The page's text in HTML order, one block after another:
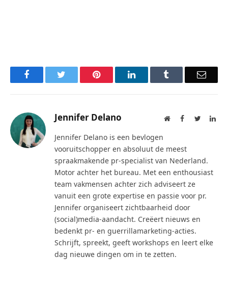
Facebook Pinterest LinkedIn Email
Jennifer Delano WebsiteFacebook
Twitter
Jennifer Delano is een bevlogen
vooruitschopper en absoluut de meest
spraakmakende pr-specialist van Nederland.
Motor achter het bureau. Met een enthousiast
team vakmensen achter zich adviseert ze
vanuit een grote expertise en passie voor pr.
Jennifer organiseert zichtbaarheid door
(social)media-aandacht. Creëert nieuws en
bedenkt pr- en guerrillamarketing-acties.
Schrijft, spreekt, geeft workshops en leert elke
dag nieuwe dingen om in te zetten.